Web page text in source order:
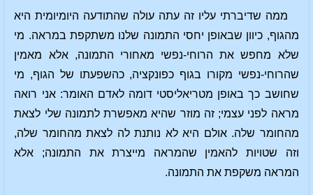
ממה שדיברתי עליו זה עתה עולה שהתודעה היומיומית היא
מהגוף, כיוון שבאופן יחסי התמונה שלנו משתקפת במראה. מי
שלא מחפש את הרוחי-נפשי מאחורי התמונה, אלא מאמין
שהרוחי-נפשי מקורו בגוף כפונקציה, כהשפעתו של הגוף, מי
שחושב כך באופן מטריאליסטי דומה לאדם האומר: אני רואה
מראה לפני עצמי; זה מוזר שהיא מאפשרת לתמונה שלי לצאת
מהחומר שלה. אולם היא לא נותנת לה לצאת מהחומר שלה,
וזה שטויות להאמין שהמראה מייצרת את התמונה; אלא
המראה משקפת את התמונה.